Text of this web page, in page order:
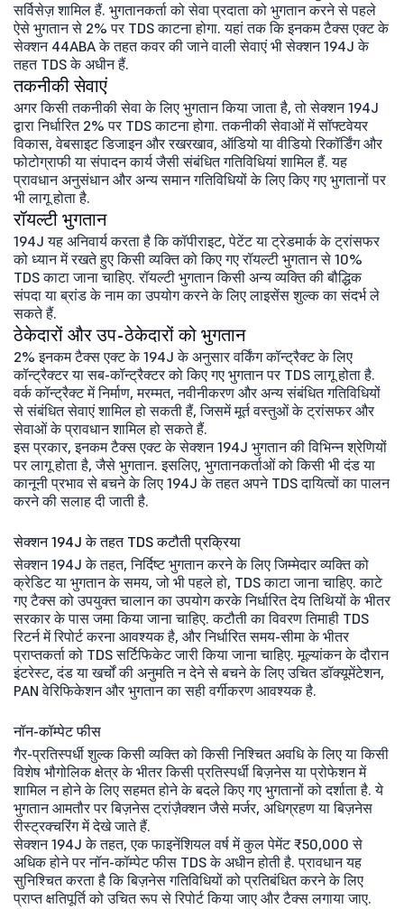
सर्विसेज़ शामिल हैं. भुगतानकर्ता को सेवा प्रदाता को भुगतान करने से पहले
ऐसे भुगतान से 2% पर TDS काटना होगा. यहां तक कि इनकम टैक्स एक्ट के
सेक्शन 44ABA के तहत कवर की जाने वाली सेवाएं भी सेक्शन 194J के
तहत TDS के अधीन हैं.
तकनीकी सेवाएं
अगर किसी तकनीकी सेवा के लिए भुगतान किया जाता है, तो सेक्शन 194J
द्वारा निर्धारित 2% पर TDS काटना होगा. तकनीकी सेवाओं में सॉफ्टवेयर
विकास, वेबसाइट डिजाइन और रखरखाव, ऑडियो या वीडियो रिकॉर्डिंग और
फोटोग्राफी या संपादन कार्य जैसी संबंधित गतिविधियां शामिल हैं. यह
प्रावधान अनुसंधान और अन्य समान गतिविधियों के लिए किए गए भुगतानों पर
भी लागू होता है.
रॉयल्टी भुगतान
194J यह अनिवार्य करता है कि कॉपीराइट, पेटेंट या ट्रेडमार्क के ट्रांसफर
को ध्यान में रखते हुए किसी व्यक्ति को किए गए रॉयल्टी भुगतान से 10%
TDS काटा जाना चाहिए. रॉयल्टी भुगतान किसी अन्य व्यक्ति की बौद्धिक
संपदा या ब्रांड के नाम का उपयोग करने के लिए लाइसेंस शुल्क का संदर्भ ले
सकते हैं.
ठेकेदारों और उप-ठेकेदारों को भुगतान
2% इनकम टैक्स एक्ट के 194J के अनुसार वर्किंग कॉन्ट्रैक्ट के लिए
कॉन्ट्रैक्टर या सब-कॉन्ट्रैक्टर को किए गए भुगतान पर TDS लागू होता है.
वर्क कॉन्ट्रैक्ट में निर्माण, मरम्मत, नवीनीकरण और अन्य संबंधित गतिविधियों
से संबंधित सेवाएं शामिल हो सकती हैं, जिसमें मूर्त वस्तुओं के ट्रांसफर और
सेवाओं के प्रावधान शामिल हो सकते हैं.
इस प्रकार, इनकम टैक्स एक्ट के सेक्शन 194J भुगतान की विभिन्न श्रेणियों
पर लागू होता है, जैसे भुगतान. इसलिए, भुगतानकर्ताओं को किसी भी दंड या
कानूनी प्रभाव से बचने के लिए 194J के तहत अपने TDS दायित्वों का पालन
करने की सलाह दी जाती है.
सेक्शन 194J के तहत TDS कटौती प्रक्रिया
सेक्शन 194J के तहत, निर्दिष्ट भुगतान करने के लिए जिम्मेदार व्यक्ति को
क्रेडिट या भुगतान के समय, जो भी पहले हो, TDS काटा जाना चाहिए. काटे
गए टैक्स को उपयुक्त चालान का उपयोग करके निर्धारित देय तिथियों के भीतर
सरकार के पास जमा किया जाना चाहिए. कटौती का विवरण तिमाही TDS
रिटर्न में रिपोर्ट करना आवश्यक है, और निर्धारित समय-सीमा के भीतर
प्राप्तकर्ता को TDS सर्टिफिकेट जारी किया जाना चाहिए. मूल्यांकन के दौरान
इंटरेस्ट, दंड या खर्चों की अनुमति न देने से बचने के लिए उचित डॉक्यूमेंटेशन,
PAN वेरिफिकेशन और भुगतान का सही वर्गीकरण आवश्यक है.
नॉन-कॉम्पेट फीस
गैर-प्रतिस्पर्धी शुल्क किसी व्यक्ति को किसी निश्चित अवधि के लिए या किसी
विशेष भौगोलिक क्षेत्र के भीतर किसी प्रतिस्पर्धी बिज़नेस या प्रोफेशन में
शामिल न होने के लिए सहमत होने के बदले किए गए भुगतानों को दर्शाता है. ये
भुगतान आमतौर पर बिज़नेस ट्रांज़ैक्शन जैसे मर्जर, अधिग्रहण या बिज़नेस
रीस्ट्रक्चरिंग में देखे जाते हैं.
सेक्शन 194J के तहत, एक फाइनेंशियल वर्ष में कुल पेमेंट ₹50,000 से
अधिक होने पर नॉन-कॉम्पेट फीस TDS के अधीन होती है. प्रावधान यह
सुनिश्चित करता है कि बिज़नेस गतिविधियों को प्रतिबंधित करने के लिए
प्राप्त क्षतिपूर्ति को उचित रूप से रिपोर्ट किया जाए और टैक्स लगाया जाए.